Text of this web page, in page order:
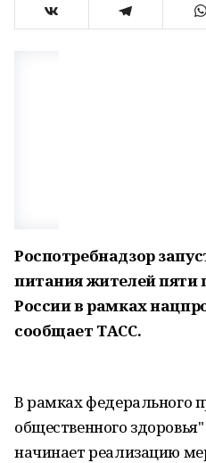
Роспотребнадзор
питания жителей пяти
России в рамках
сообщает ТАСС.
В рамках федерального
общественного
начинает реализацию